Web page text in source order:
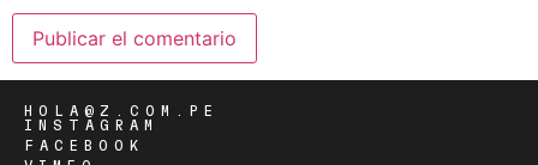
HOLA@Z.COM.PE
INSTAGRAM
FACEBOOK